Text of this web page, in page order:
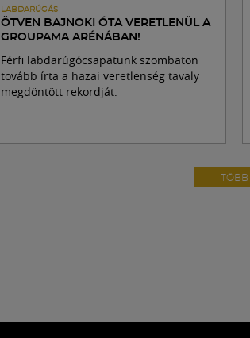
LABDARÚGÁS
ÖTVEN BAJNOKI ÓTA VERETLENÜL A
GROUPAMA ARÉNÁBAN!
Férfi labdarúgócsapatunk szombaton
tovább írta a hazai veretlenség tavaly
megdöntött rekordját.
TÖBB